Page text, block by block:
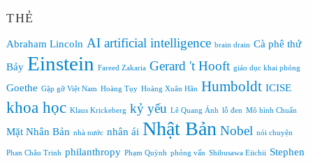
THẺ
Abraham Lincoln AI artificial intelligence brain drain Cà phê thứ
Bảy Einstein Fareed Zakaria Gerard 't Hooft giáo dục khai phóng
Goethe Gặp gỡ Việt Nam Hoàng Tụy Hoàng Xuân Hãn Humboldt ICISE
khoa học Klaus Krickeberg kỷ yếu Lê Quang Ánh lỗ đen Mô hình Chuẩn
Mặt Nhân Bản nhà nước nhân ái Nhật Bản Nobel nói chuyện
Phan Châu Trinh philanthropy Phạm Quỳnh phỏng vấn Shibusawa Eiichii Stephen